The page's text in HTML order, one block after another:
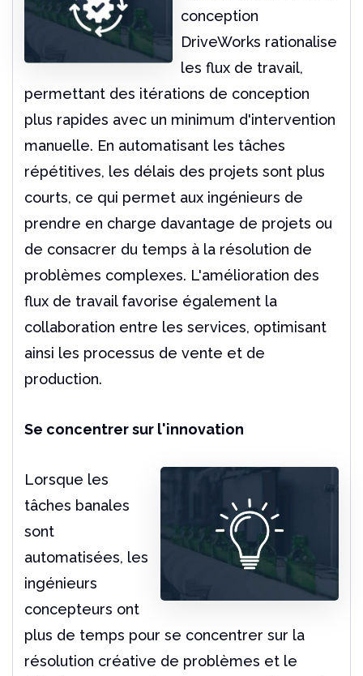
conception
DriveWorks rationalise
les flux de travail,
permettant des itérations de conception
plus rapides avec un minimum d'intervention
manuelle. En automatisant les tâches
répétitives, les délais des projets sont plus
courts, ce qui permet aux ingénieurs de
prendre en charge davantage de projets ou
de consacrer du temps à la résolution de
problèmes complexes. L'amélioration des
flux de travail favorise également la
collaboration entre les services, optimisant
ainsi les processus de vente et de
production.
Se concentrer sur l'innovation
Lorsque les
tâches banales
sont
automatisées, les
ingénieurs
concepteurs ont
plus de temps pour se concentrer sur la
résolution créative de problèmes et le